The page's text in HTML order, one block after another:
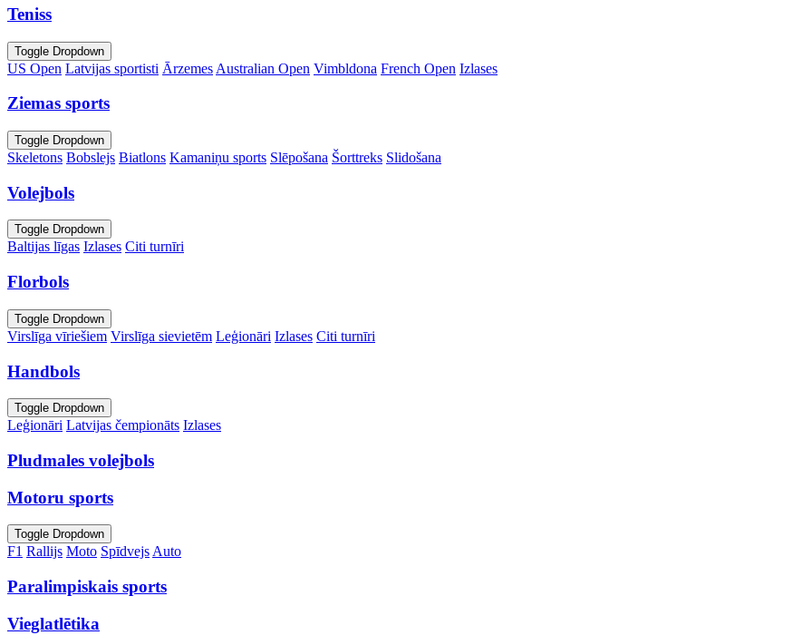
Teniss
Toggle Dropdown
US Open Latvijas sportisti Ārzemes Australian Open Vimbldona French Open Izlases
Ziemas sports
Toggle Dropdown
Skeletons Bobslejs Biatlons Kamaniņu sports Slēpošana Šorttreks Slidošana
Volejbols
Toggle Dropdown
Baltijas līgas Izlases Citi turnīri
Florbols
Toggle Dropdown
Virslīga vīriešiem Virslīga sievietēm Leģionāri Izlases Citi turnīri
Handbols
Toggle Dropdown
Leģionāri Latvijas čempionāts Izlases
Pludmales volejbols
Motoru sports
Toggle Dropdown
F1 Rallijs Moto SpīdvejsAuto
Paralimpiskais sports
Vieglatlētika